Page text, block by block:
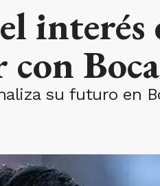
interés
Boca
su futuro en